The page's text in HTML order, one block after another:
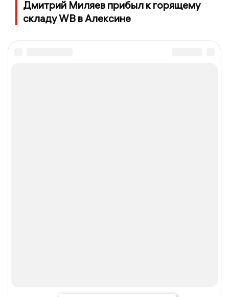
Дмитрий Миляев прибыл к горящему
складу WB в Алексине